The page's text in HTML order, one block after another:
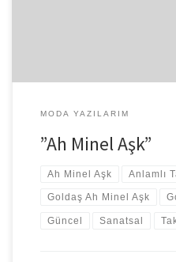
MODA YAZILARIM
”Ah Minel Aşk”
Ah Minel Aşk Anlamlı
Goldaş Ah Minel Aşk
Güncel Sanatsal